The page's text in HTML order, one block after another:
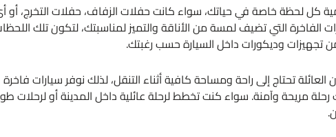
كل لحظة خاصة في حياتك، سواء كانت حفلات الزفاف، حفلات التخرج، أو
الفاخرة التي تضيف لمسة من الأناقة والتميز لمناسبتك، لتكون تلك
تجهيزات وديكورات داخل السيارة حسب رغبتك.
العائلة تحتاج إلى راحة ومساحة كافية أثناء التنقل، لذلك نوفر سيارات
رحلة مريحة وآمنة. سواء كنت تخطط لرحلة عائلية داخل المدينة أو لرحلات